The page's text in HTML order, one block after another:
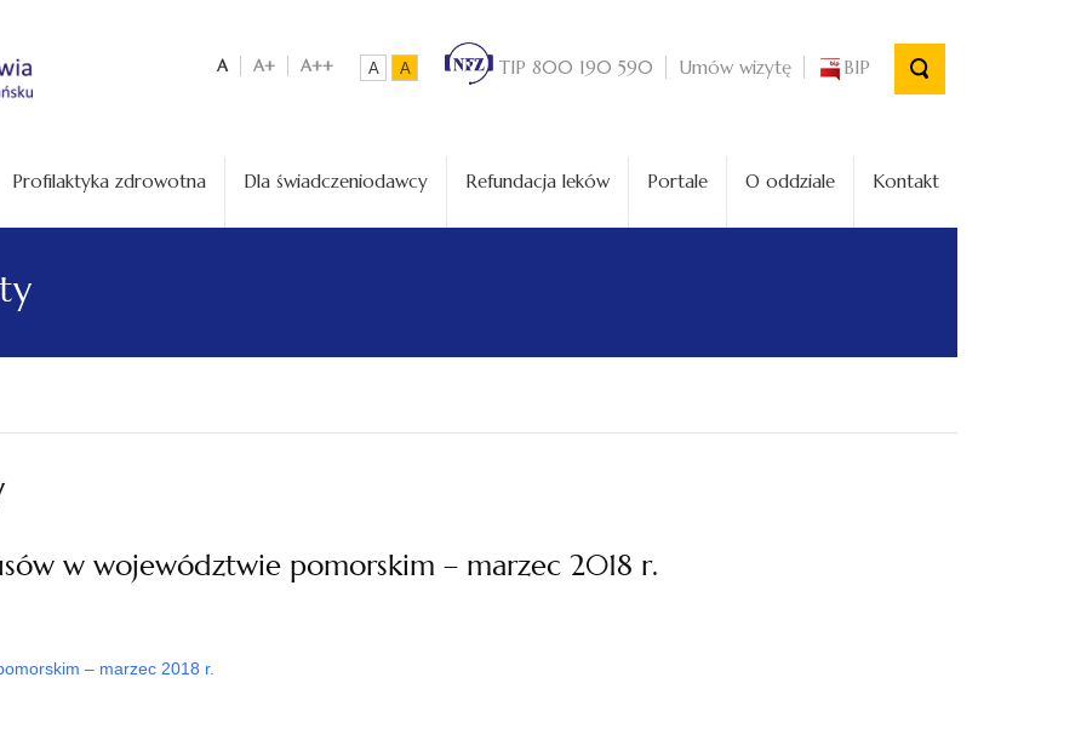
A A+ A++ A A TIP 800 190 590 Umów wizytę BIP
Profilaktyka zdrowotna Dla świadczeniodawcy Refundacja leków Portale O oddziale Kontakt
w województwie pomorskim – marzec 2018 r.
– marzec 2018 r.